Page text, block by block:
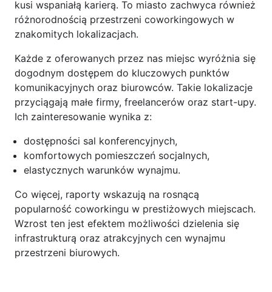
kusi wspaniałą karierą. To miasto zachwyca również
różnorodnością przestrzeni coworkingowych w
znakomitych lokalizacjach.
Każde z oferowanych przez nas miejsc wyróżnia się
dogodnym dostępem do kluczowych punktów
komunikacyjnych oraz biurowców. Takie lokalizacje
przyciągają małe firmy, freelancerów oraz start-upy.
Ich zainteresowanie wynika z:
dostępności sal konferencyjnych,
komfortowych pomieszczeń socjalnych,
elastycznych warunków wynajmu.
Co więcej, raporty wskazują na rosnącą
popularność coworkingu w prestiżowych miejscach.
Wzrost ten jest efektem możliwości dzielenia się
infrastrukturą oraz atrakcyjnych cen wynajmu
przestrzeni biurowych.